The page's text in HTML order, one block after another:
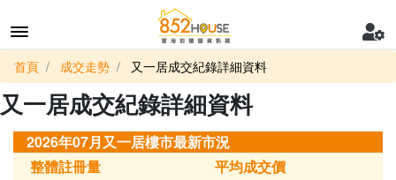
首頁 成交走勢 又一居成交紀錄詳細資料
又一居成交紀錄詳細資料
2026年07月又一居樓市最新市況
整體註冊量
平均成交價